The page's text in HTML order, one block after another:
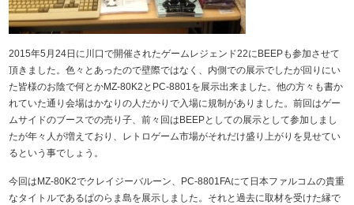
2015年5月24日に川口で開催されたゲームレジェンド22にBEEPも参加させて
頂きました。色々とあったので壁際ではなく、内側での展示でしたが回りにい
た皆様のお陰で何とかMZ-80K2とPC-8801を展示出来ました。他の方々も書か
れていた通り会場はかなりの人だかりで入場に規制がありました。前回はゲー
ムサイドのブースでの売り子、前々回はBEEPとしての展示として参加しまし
たが年々人が増えており、レトロゲーム市場がそれだけ盛り上がりを見せてい
るという事でしょう。
今回はMZ-80K2でクレイジーバルーン、PC-8801FAにて日本ファルコムの貴重
なタイトルであるぱのらま島を展示しました。それと過去に取材を受けた縁で